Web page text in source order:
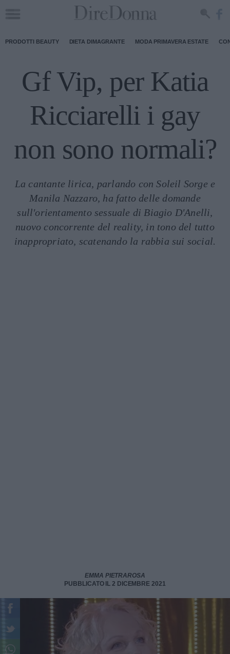
PRODOTTI BEAUTY DIETA DIMAGRANTE MODA PRIMAVERA ESTATE
Gf Vip, per Katia
Ricciarelli i gay
non sono normali?
La cantante lirica, parlando con Soleil Sorge e
Manila Nazzaro, ha fatto delle domande
sull'orientamento sessuale di Biagio D'Anelli,
nuovo concorrente del reality, in tono del tutto
inappropriato, scatenando la rabbia sui social.
EMMA PIETRAROSA
PUBBLICATO IL 2 DICEMBRE 2021